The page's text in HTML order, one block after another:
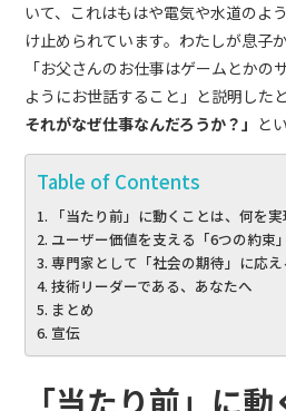
いて、これはもはや電気や水道のよ
け止められています。わたしが息子
「お父さんのお仕事はゲームとかの
ようにお世話すること」と説明した
それがなぜ仕事なんだろうか？」 と
Table of Contents
「当たり前」に動くことは、何を
ユーザー価値を支える「6つの約束」
専門家として「社会の期待」に応
技術リーダーである、あなたへ
まとめ
宣伝
「当たり前」に